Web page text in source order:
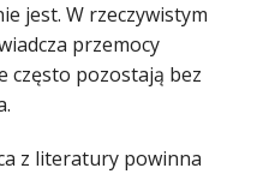
jest. W rzeczywistym
przemocy
często pozostają bez
z literatury powinna